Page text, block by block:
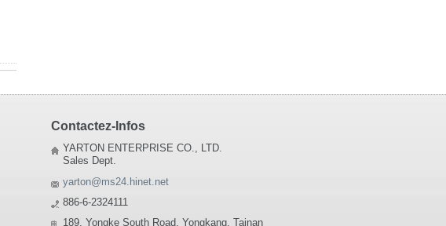
Contactez-Infos
YARTON ENTERPRISE CO., LTD.
Sales Dept.
yarton@ms24.hinet.net
886-6-2324111
189, Yongke South Road, Yongkang, Tainan